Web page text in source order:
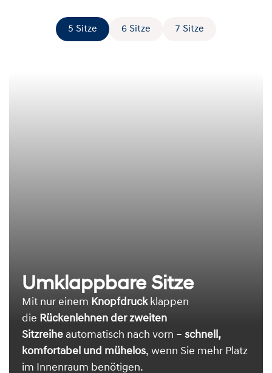
5 Sitze 6 Sitze 7 Sitze
Umklappbare Sitze
Mit nur einem Knopfdruckklappen
die Rückenlehnen der zweiten
Sitzreihe automatisch nach vorn – schnell,
komfortabel und mühelos, wenn Sie mehr Platz
im Innenraum benötigen.